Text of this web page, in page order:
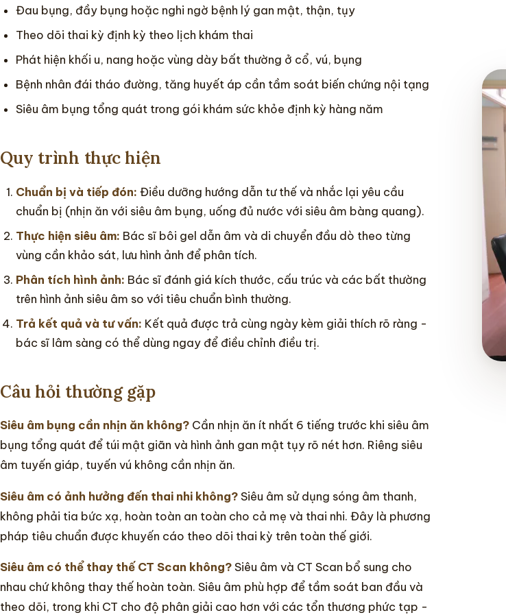
Đau bụng, đầy bụng hoặc nghi ngờ bệnh lý gan mật, thận, tụy
Theo dõi thai kỳ định kỳ theo lịch khám thai
Phát hiện khối u, nang hoặc vùng dày bất thường ở cổ, vú, bụng
Bệnh nhân đái tháo đường, tăng huyết áp cần tầm soát biến chứng nội tạng
Siêu âm bụng tổng quát trong gói khám sức khỏe định kỳ hàng năm
Quy trình thực hiện
Chuẩn bị và tiếp đón: Điều dưỡng hướng dẫn tư thế và nhắc lại yêu cầu
chuẩn bị (nhịn ăn với siêu âm bụng, uống đủ nước với siêu âm bàng quang).
Thực hiện siêu âm: Bác sĩ bôi gel dẫn âm và di chuyển đầu dò theo từng
vùng cần khảo sát, lưu hình ảnh để phân tích.
Phân tích hình ảnh: Bác sĩ đánh giá kích thước, cấu trúc và các bất thường
trên hình ảnh siêu âm so với tiêu chuẩn bình thường.
Trả kết quả và tư vấn: Kết quả được trả cùng ngày kèm giải thích rõ ràng -
bác sĩ lâm sàng có thể dùng ngay để điều chỉnh điều trị.
Câu hỏi thường gặp
Siêu âm bụng cần nhịn ăn không? Cần nhịn ăn ít nhất 6 tiếng trước khi siêu âm
bụng tổng quát để túi mật giãn và hình ảnh gan mật tụy rõ nét hơn. Riêng siêu
âm tuyến giáp, tuyến vú không cần nhịn ăn.
Siêu âm có ảnh hưởng đến thai nhi không? Siêu âm sử dụng sóng âm thanh,
không phải tia bức xạ, hoàn toàn an toàn cho cả mẹ và thai nhi. Đây là phương
pháp tiêu chuẩn được khuyến cáo theo dõi thai kỳ trên toàn thế giới.
Siêu âm có thể thay thế CT Scan không? Siêu âm và CT Scan bổ sung cho
nhau chứ không thay thế hoàn toàn. Siêu âm phù hợp để tầm soát ban đầu và
theo dõi, trong khi CT cho độ phân giải cao hơn với các tổn thương phức tạp -